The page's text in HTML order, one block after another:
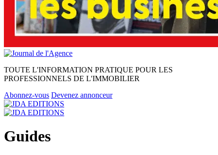
TOUTE L'INFORMATION PRATIQUE POUR LES
PROFESSIONNELS DE L'IMMOBILIER
Abonnez-vous Devenez annonceur
Guides